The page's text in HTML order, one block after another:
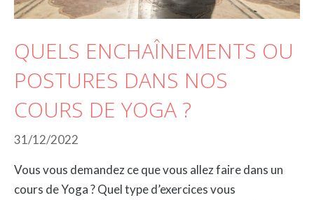
QUELS ENCHAÎNEMENTS OU
POSTURES DANS NOS
COURS DE YOGA ?
31/12/2022
Vous vous demandez ce que vous allez faire dans un
cours de Yoga ? Quel type d’exercices vous